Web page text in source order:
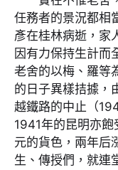
任務者的景況都相
彥在桂林病逝，家
因有力保持生計
老舍的以梅、羅等
的日子異樣拮據，
越鐵路的中止（
1941年的昆明亦
元的貨色，兩年后
生、傳授們，就連